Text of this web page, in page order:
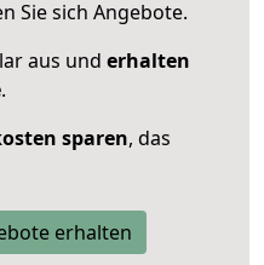
Sie sich Angebote.
aus und erhalten
.
sparen, das
erhalten